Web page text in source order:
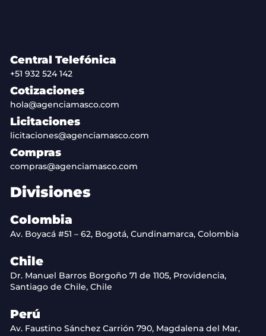
Central Telefónica
+51 932 524 142
Cotizaciones
hola@agenciamasco.com
Licitaciones
licitaciones@agenciamasco.com
Compras
compras@agenciamasco.com
Divisiones
Colombia
Av. Boyacá #51 – 62, Bogotá, Cundinamarca, Colombia
Chile
Dr. Manuel Barros Borgoño 71 de 1105, Providencia,
Santiago de Chile, Chile
Perú
Av. Faustino Sánchez Carrión 790, Magdalena del Mar,